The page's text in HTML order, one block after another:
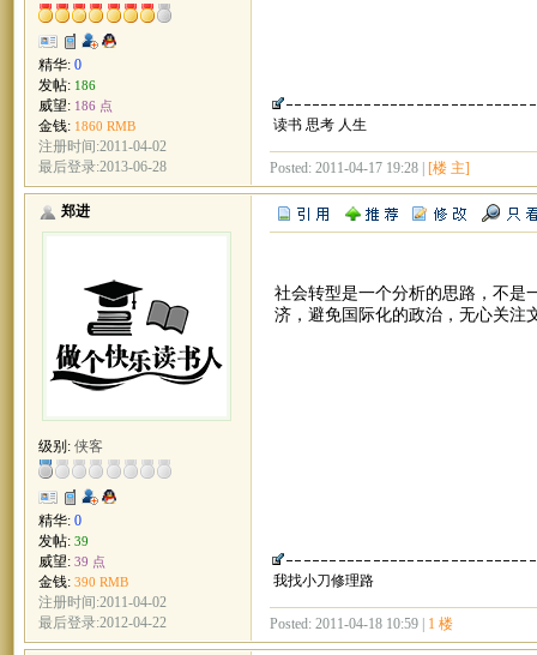
精华: 0
发帖: 186
威望: 186 点
金钱: 1860 RMB
注册时间:2011-04-02
最后登录:2013-06-28
读书 思考 人生
Posted: 2011-04-17 19:28 | [楼 主]
郑进
级别: 侠客
精华: 0
发帖: 39
威望: 39 点
金钱: 390 RMB
注册时间:2011-04-02
最后登录:2012-04-22
社会转型是一个分析的思路，不是
济，避免国际化的政治，无心关注
我找小刀修理路
Posted: 2011-04-18 10:59 | 1 楼